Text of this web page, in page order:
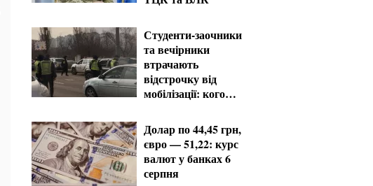
Студенти-заочники
та вечірники
втрачають
відстрочку від
мобілізації: кого
Долар по 44,45 грн,
євро — 51,22: курс
валют у банках 6
серпня